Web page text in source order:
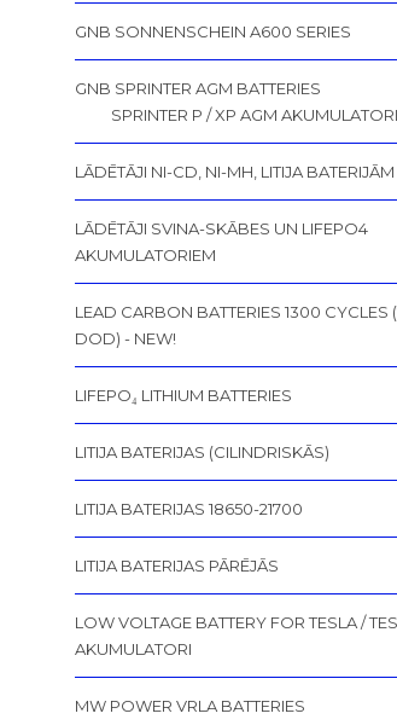
GNB SONNENSCHEIN A600 SERIES
GNB SPRINTER AGM BATTERIES
SPRINTER P / XP AGM AKUMULATORI
LĀDĒTĀJI NI-CD, NI-MH, LITIJA BATERIJĀM
LĀDĒTĀJI SVINA-SKĀBES UN LIFEPO4
AKUMULATORIEM
LEAD CARBON BATTERIES 1300 CYCLES
DOD) - NEW!
LIFEPO₄ LITHIUM BATTERIES
LITIJA BATERIJAS (CILINDRISKĀS)
LITIJA BATERIJAS 18650-21700
LITIJA BATERIJAS PĀRĒJĀS
LOW VOLTAGE BATTERY FOR TESLA /
AKUMULATORI
MW POWER VRLA BATTERIES